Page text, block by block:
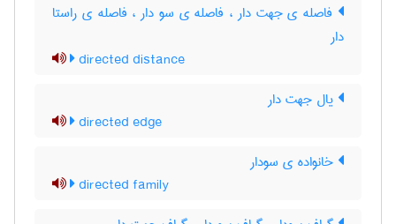
فاصله ی جهت دار ، فاصله ی سو دار ، فاصله ی راستا
دار
directed distance
یال جهت دار
directed edge
خانواده ی سودار
directed family